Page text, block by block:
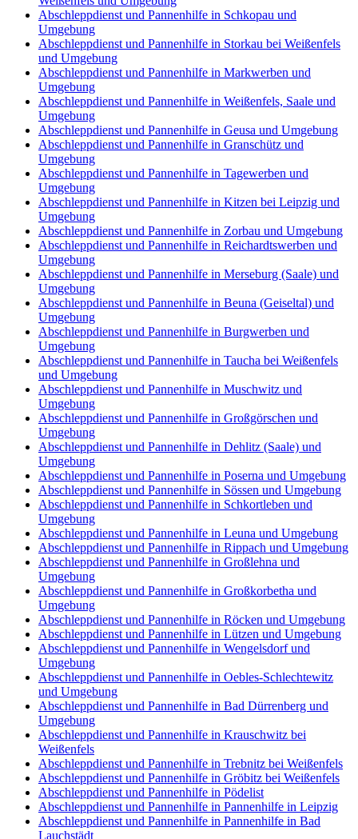
Abschleppdienst und Pannenhilfe in Schkopau und
Umgebung
Abschleppdienst und Pannenhilfe in Storkau bei Weißenfels
und Umgebung
Abschleppdienst und Pannenhilfe in Markwerben und
Umgebung
Abschleppdienst und Pannenhilfe in Weißenfels, Saale und
Umgebung
Abschleppdienst und Pannenhilfe in Geusa und Umgebung
Abschleppdienst und Pannenhilfe in Granschütz und
Umgebung
Abschleppdienst und Pannenhilfe in Tagewerben und
Umgebung
Abschleppdienst und Pannenhilfe in Kitzen bei Leipzig und
Umgebung
Abschleppdienst und Pannenhilfe in Zorbau und Umgebung
Abschleppdienst und Pannenhilfe in Reichardtswerben und
Umgebung
Abschleppdienst und Pannenhilfe in Merseburg (Saale) und
Umgebung
Abschleppdienst und Pannenhilfe in Beuna (Geiseltal) und
Umgebung
Abschleppdienst und Pannenhilfe in Burgwerben und
Umgebung
Abschleppdienst und Pannenhilfe in Taucha bei Weißenfels
und Umgebung
Abschleppdienst und Pannenhilfe in Muschwitz und
Umgebung
Abschleppdienst und Pannenhilfe in Großgörschen und
Umgebung
Abschleppdienst und Pannenhilfe in Dehlitz (Saale) und
Umgebung
Abschleppdienst und Pannenhilfe in Poserna und Umgebung
Abschleppdienst und Pannenhilfe in Sössen und Umgebung
Abschleppdienst und Pannenhilfe in Schkortleben und
Umgebung
Abschleppdienst und Pannenhilfe in Leuna und Umgebung
Abschleppdienst und Pannenhilfe in Rippach und Umgebung
Abschleppdienst und Pannenhilfe in Großlehna und
Umgebung
Abschleppdienst und Pannenhilfe in Großkorbetha und
Umgebung
Abschleppdienst und Pannenhilfe in Röcken und Umgebung
Abschleppdienst und Pannenhilfe in Lützen und Umgebung
Abschleppdienst und Pannenhilfe in Wengelsdorf und
Umgebung
Abschleppdienst und Pannenhilfe in Oebles-Schlechtewitz
und Umgebung
Abschleppdienst und Pannenhilfe in Bad Dürrenberg und
Umgebung
Abschleppdienst und Pannenhilfe in Krauschwitz bei
Weißenfels
Abschleppdienst und Pannenhilfe in Trebnitz bei Weißenfels
Abschleppdienst und Pannenhilfe in Gröbitz bei Weißenfels
Abschleppdienst und Pannenhilfe in Pödelist
Abschleppdienst und Pannenhilfe in Pannenhilfe in Leipzig
Abschleppdienst und Pannenhilfe in Pannenhilfe in Bad
Lauchstädt